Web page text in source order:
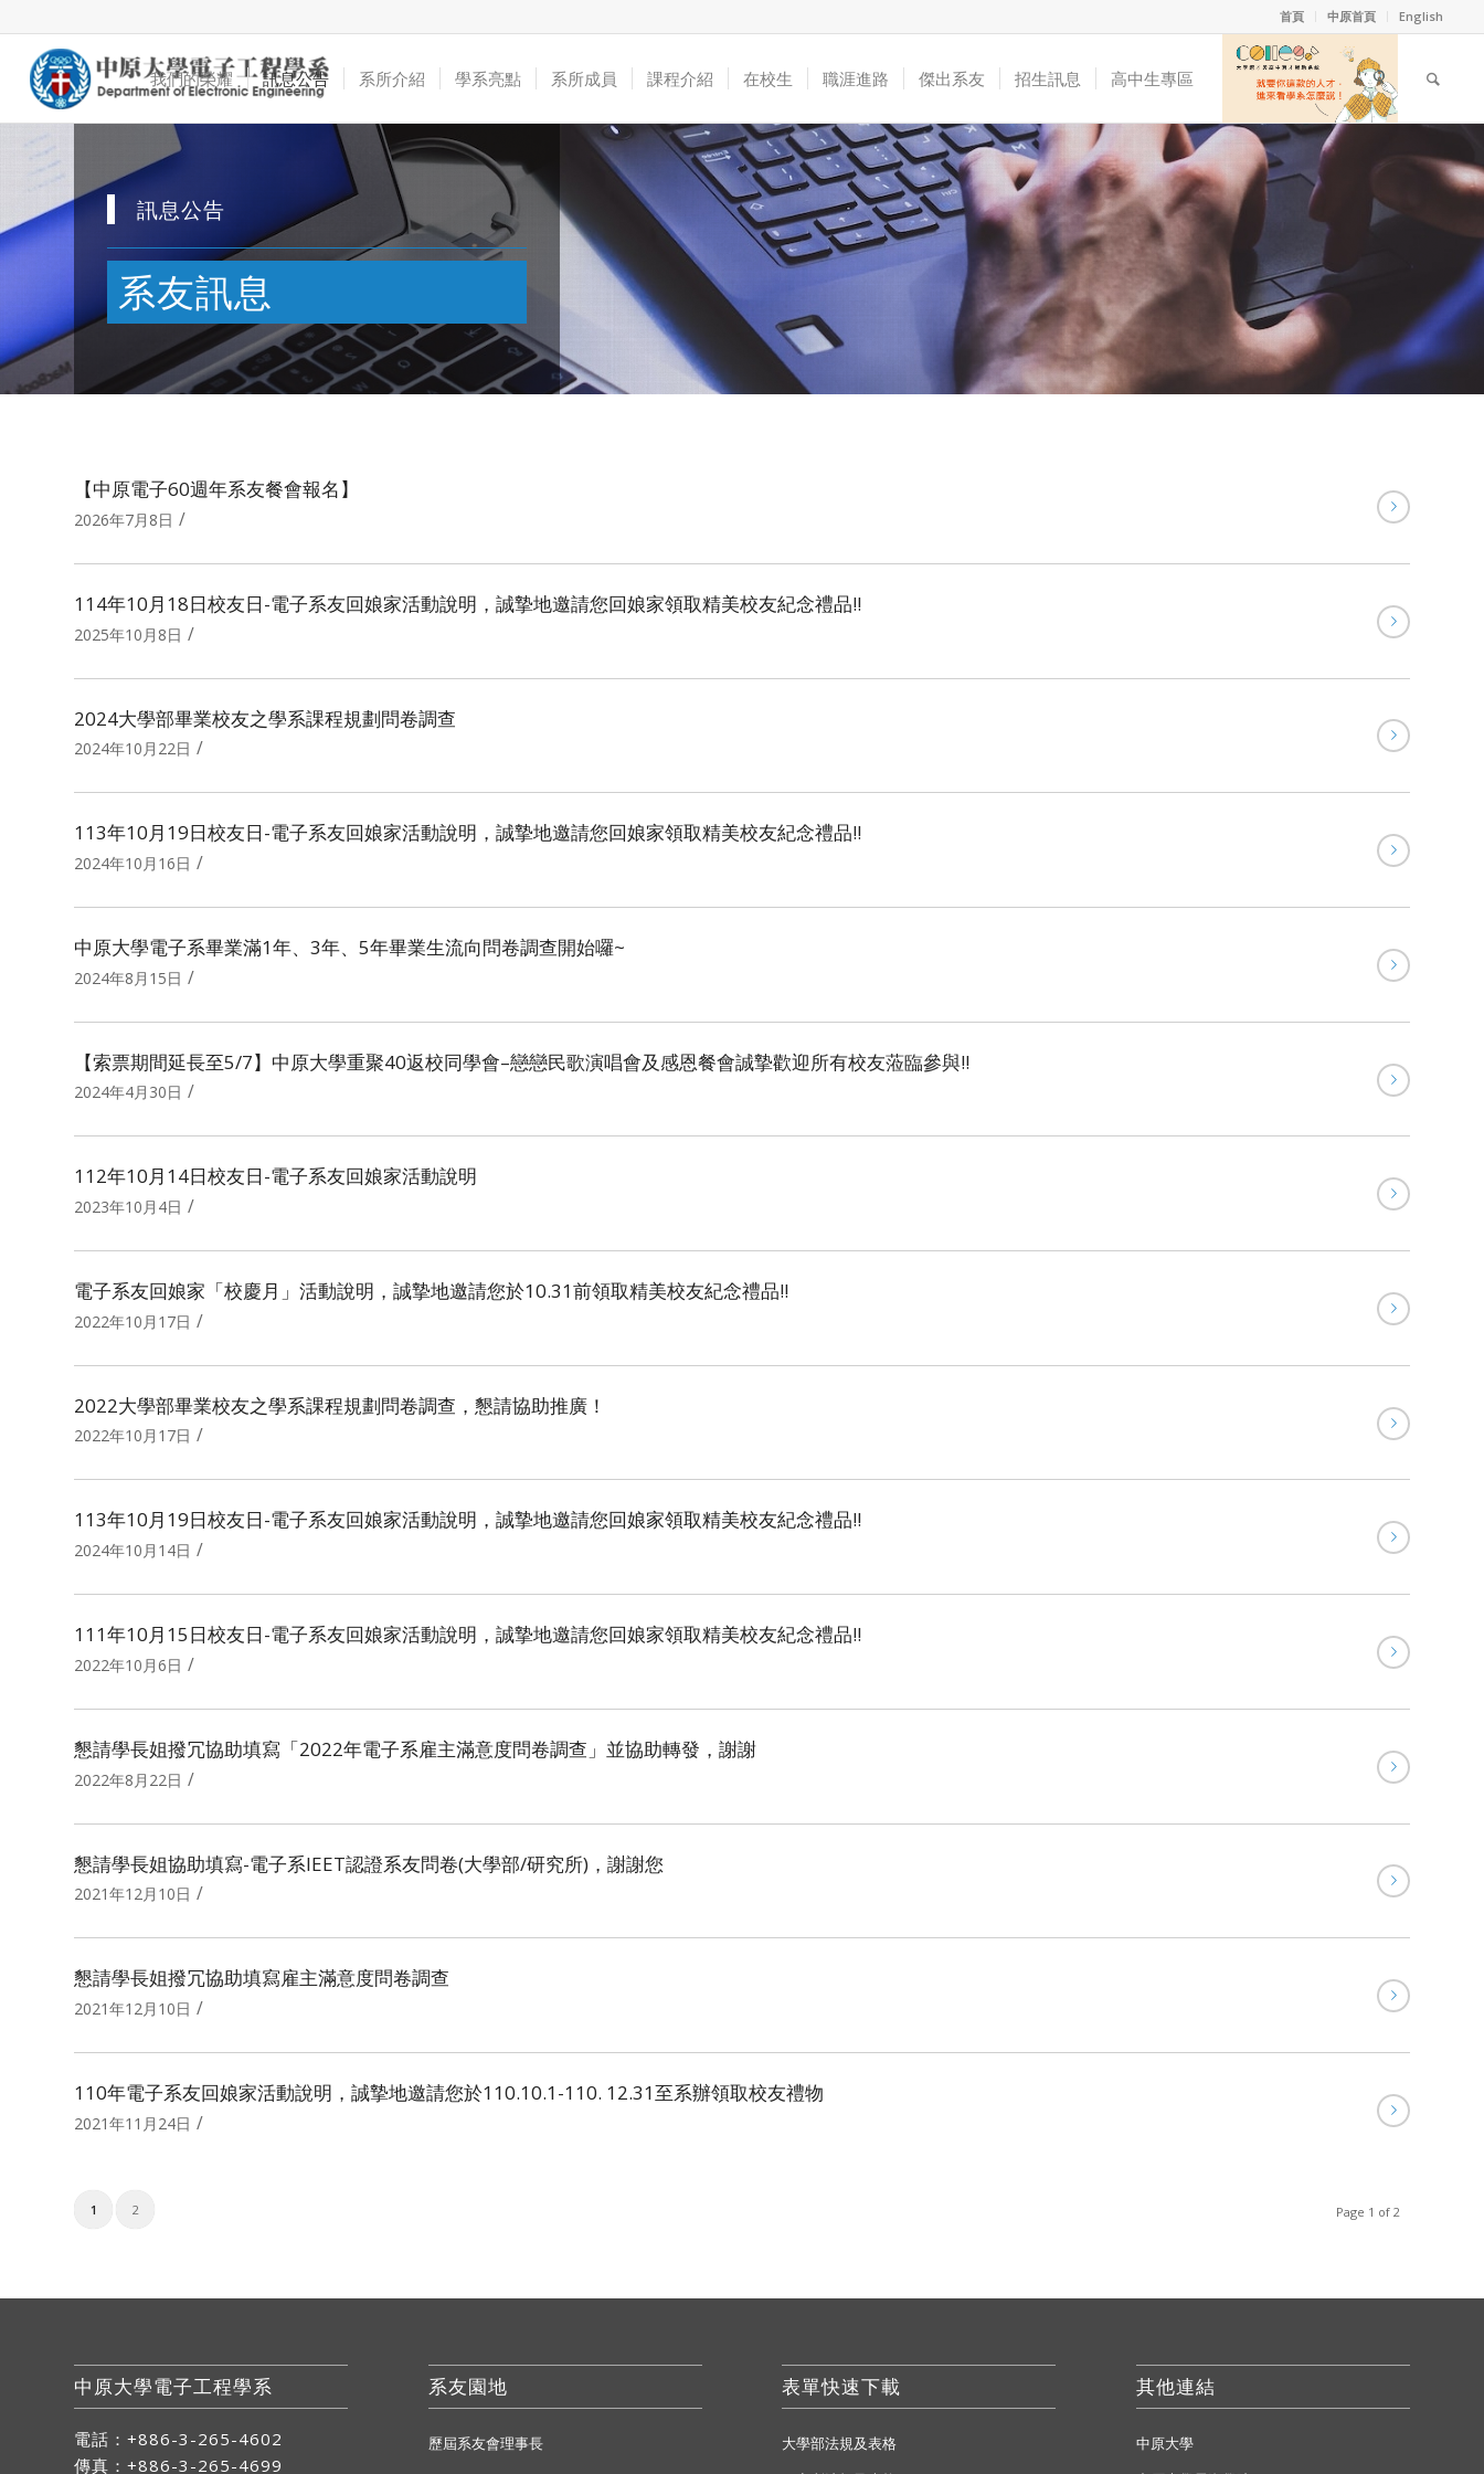
首頁 中原首頁 English
我們的榮耀 訊息公告 系所介紹 學系亮點 系所成員 課程介紹 在校生 職涯進路 傑出系友 招生訊息 高中生專區
訊息公告
系友訊息
【中原電子60週年系友餐會報名】
2026年7月8日 /
114年10月18日校友日-電子系友回娘家活動說明，誠摯地邀請您回娘家領取精美校友紀念禮品!!
2025年10月8日 /
2024大學部畢業校友之學系課程規劃問卷調查
2024年10月22日 /
113年10月19日校友日-電子系友回娘家活動說明，誠摯地邀請您回娘家領取精美校友紀念禮品!!
2024年10月16日 /
中原大學電子系畢業滿1年、3年、5年畢業生流向問卷調查開始囉~
2024年8月15日 /
【索票期間延長至5/7】中原大學重聚40返校同學會–戀戀民歌演唱會及感恩餐會誠摯歡迎所有校友蒞臨參與!!
2024年4月30日 /
112年10月14日校友日-電子系友回娘家活動說明
2023年10月4日 /
電子系友回娘家「校慶月」活動說明，誠摯地邀請您於10.31前領取精美校友紀念禮品!!
2022年10月17日 /
2022大學部畢業校友之學系課程規劃問卷調查，懇請協助推廣！
2022年10月17日 /
113年10月19日校友日-電子系友回娘家活動說明，誠摯地邀請您回娘家領取精美校友紀念禮品!!
2024年10月14日 /
111年10月15日校友日-電子系友回娘家活動說明，誠摯地邀請您回娘家領取精美校友紀念禮品!!
2022年10月6日 /
懇請學長姐撥冗協助填寫「2022年電子系雇主滿意度問卷調查」並協助轉發，謝謝
2022年8月22日 /
懇請學長姐協助填寫-電子系IEET認證系友問卷(大學部/研究所)，謝謝您
2021年12月10日 /
懇請學長姐撥冗協助填寫雇主滿意度問卷調查
2021年12月10日 /
110年電子系友回娘家活動說明，誠摯地邀請您於110.10.1-110. 12.31至系辦領取校友禮物
2021年11月24日 /
Page 1 of 2
1 2
中原大學電子工程學系
電話：+886-3-265-4602
傳真：+886-3-265-4699
系友園地
歷屆系友會理事長
表單快速下載
大學部法規及表格
其他連結
中原大學